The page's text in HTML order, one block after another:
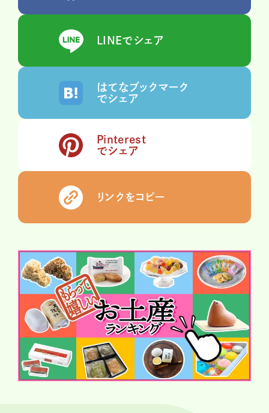
LINEでシェア
はてなブックマーク
でシェア
Pinterest
でシェア
リンクをコピー